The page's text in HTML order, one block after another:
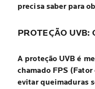
precisa saber para
PROTEÇÃO UVB:
A proteção UVB é
chamado FPS
evitar queimaduras